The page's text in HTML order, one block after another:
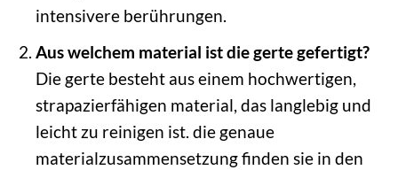
intensivere berührungen.
Aus welchem material ist die gerte gefertigt?
Die gerte besteht aus einem hochwertigen,
strapazierfähigen material, das langlebig und
leicht zu reinigen ist. die genaue
materialzusammensetzung finden sie in den